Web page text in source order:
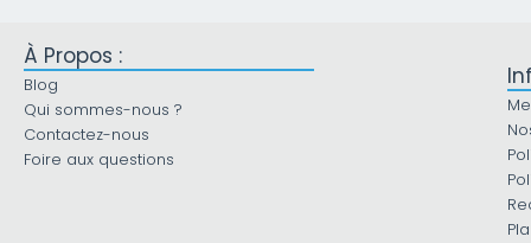
À Propos :
Blog
Qui sommes-nous ?
Contactez-nous
Foire aux questions